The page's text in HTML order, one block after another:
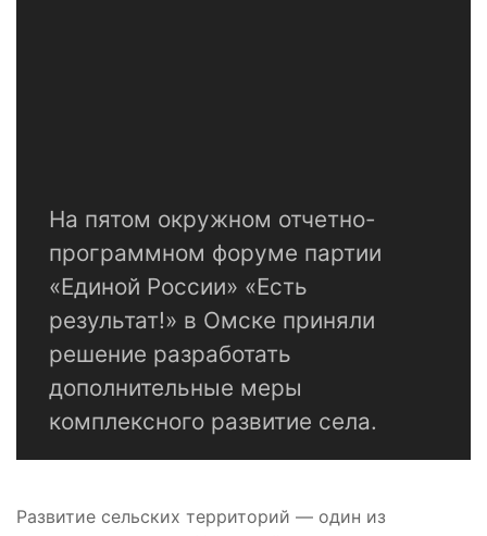
На пятом окружном отчетно-
программном форуме партии
«Единой России» «Есть
результат!» в Омске приняли
решение разработать
дополнительные меры
комплексного развитие села.
Развитие сельских территорий — один из